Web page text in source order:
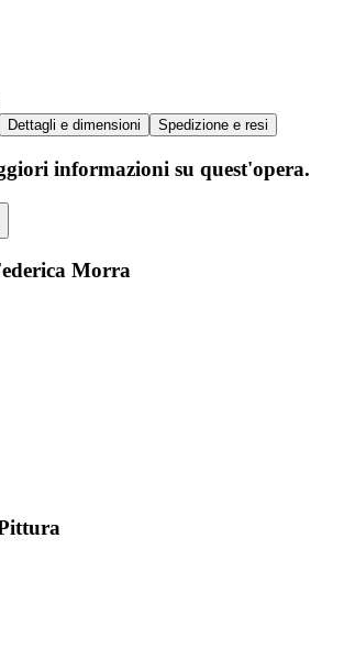
Dettagli e dimensioni Spedizione e resi
informazioni su quest'opera.
Morra